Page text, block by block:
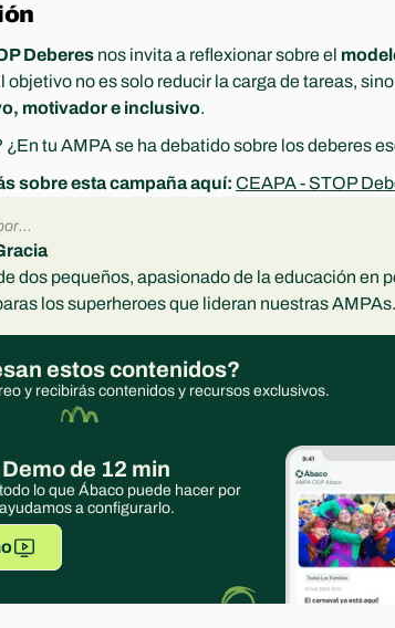
Deberes nos invita a reflexionar sobre el
objetivo no es solo reducir la carga de tareas,
motivador e inclusivo.
¿En tu AMPA se ha debatido sobre los deberes
sobre esta campaña aquí: CEAPA - STOP
dos pequeños, apasionado de la educación en
los superheroes que lideran nuestras AMPAs.
estos contenidos?
y recibirás contenidos y recursos exclusivos.
de 12 min
lo que Ábaco puede hacer por
a configurarlo.